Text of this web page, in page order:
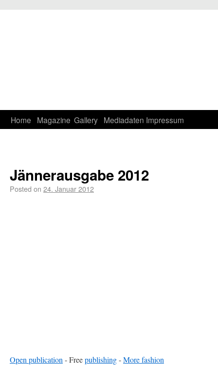
Home Magazine Gallery Mediadaten Impressum
Jännerausgabe 2012
Posted on 24. Januar 2012
Open publication - Freepublishing-More fashion